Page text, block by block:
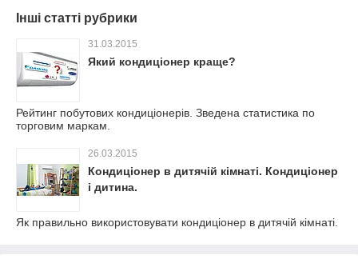
Інші статті рубрики
31.03.2015
Який кондиціонер краще?
Рейтинг побутових кондиціонерів. Зведена статистика по
торговим маркам.
26.03.2015
Кондиціонер в дитячій кімнаті. Кондиціонер
і дитина.
Як правильно використовувати кондиціонер в дитячій кімнаті.